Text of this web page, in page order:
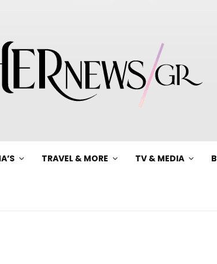
TRAVEL & MORE TV & MEDIA